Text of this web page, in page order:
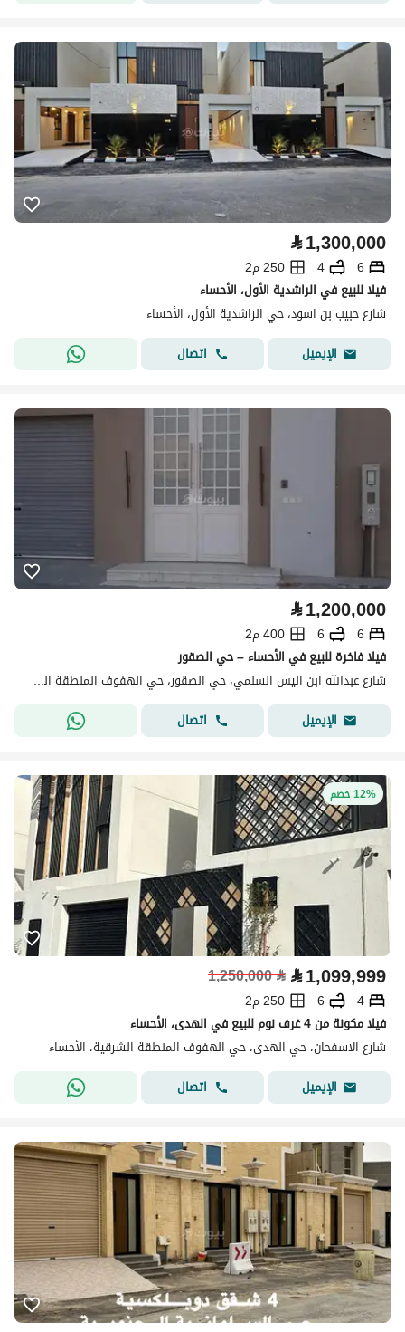
⃁1,300,000
6
4
250 م2
فيلا للبيع في الراشدية الأول، الأحساء
شارع حبيب بن اسود، حي الراشدية الأول، الأحساء
الإيميل
اتصال
⃁1,200,000
6
6
400 م2
فيلا فاخرة للبيع في الأحساء – حي الصقور
شارع عبدالله ابن انيس السلمي، حي الصقور، حي الهفوف المنطقة الشرقية، الأحساء
الإيميل
اتصال
12% خصم
⃁1,099,999
⃁
1,250,000
4
6
250 م2
فيلا مكونة من 4 غرف نوم للبيع في الهدى، الأحساء
شارع الاسفحان، حي الهدى، حي الهفوف المنطقة الشرقية، الأحساء
الإيميل
اتصال